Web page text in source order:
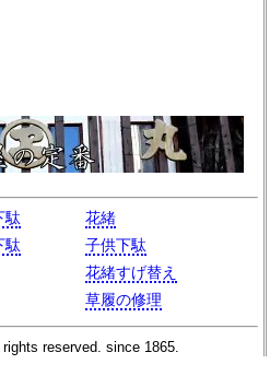
駄
駄
花緒
子供下駄
花緒すげ替え
草履の修理
rights reserved. since 1865.